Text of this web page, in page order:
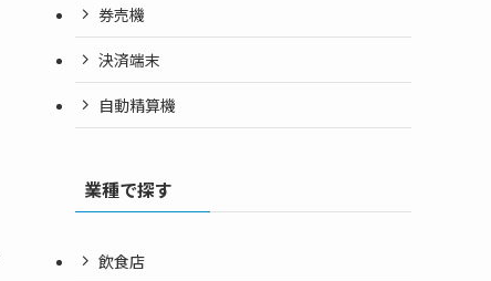
券売機
決済端末
自動精算機
業種で探す
飲食店